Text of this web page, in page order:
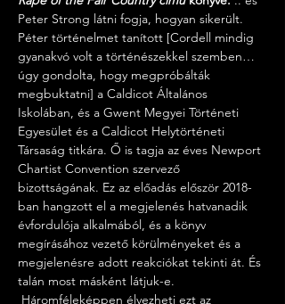
Peter Strong látni fogja, hogyan sikerült.
Péter történelmet tanított [Cordell mindig
gyanakvó volt a történészekkel szemben…
úgy gondolta, hogy megpróbálták
megbuktatni] a Caldicot Általános
Iskolában, és a Gwent Megyei Történeti
Egyesület és a Caldicot Helytörténeti
Társaság titkára. Ő is tagja az éves Newport
Chartist Convention szervező
bizottságának. Ez az előadás először 2018-
ban hangzott el a megjelenés hatvanadik
évfordulója alkalmából, és a könyv
megírásához vezető körülményeket és a
megjelenésre adott reakciókat tekinti át. És
talán most másként látjuk-e.